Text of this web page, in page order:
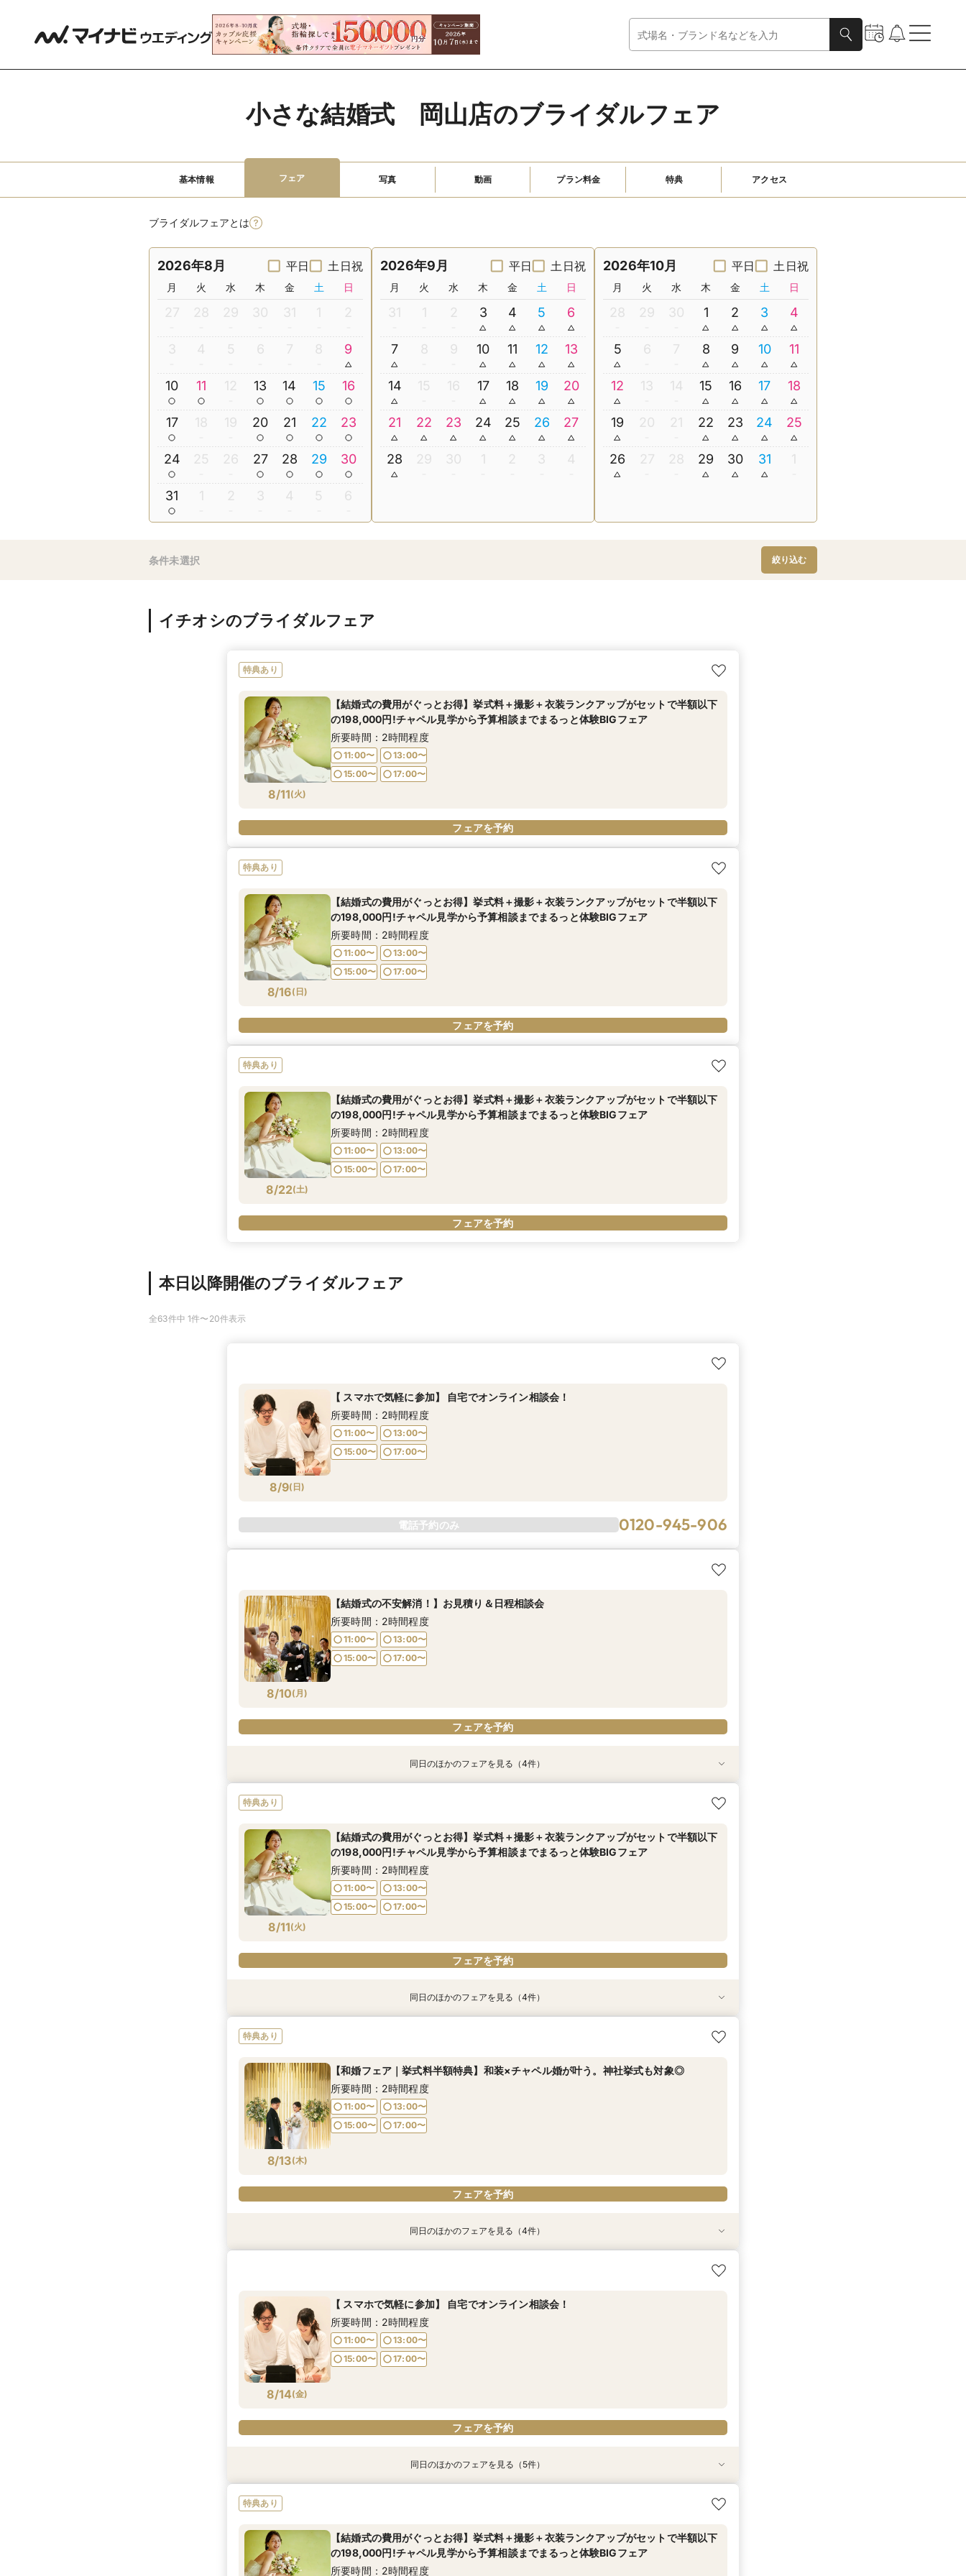
小さな結婚式　岡山店のブライダルフェア
基本情報 フェア 写真 動画 プラン料金 特典 アクセス
ブライダルフェアとは
2026年8月 平日 土日祝
月 火 水 木 金 土 日
27 28 29 30 31 1 2
3 4 5 6 7 8 9
10 11 12 13 14 15 16
17 18 19 20 21 22 23
24 25 26 27 28 29 30
31 1 2 3 4 5 6
2026年9月 平日 土日祝
月 火 水 木 金 土 日
31 1 2 3 4 5 6
7 8 9 10 11 12 13
14 15 16 17 18 19 20
21 22 23 24 25 26 27
28 29 30 1 2 3 4
2026年10月 平日 土日祝
月 火 水 木 金 土 日
28 29 30 1 2 3 4
5 6 7 8 9 10 11
12 13 14 15 16 17 18
19 20 21 22 23 24 25
26 27 28 29 30 31 1
条件未選択 絞り込む
イチオシのブライダルフェア
特典あり
8/11(火)
【結婚式の費用がぐっとお得】挙式料＋撮影＋衣装ランクアップがセットで半額以下
の198,000円!チャペル見学から予算相談までまるっと体験BIGフェア
所要時間：2時間程度
11:00〜
13:00〜
15:00〜
17:00〜
フェアを予約
特典あり
8/16( 日)
【結婚式の費用がぐっとお得】挙式料＋撮影＋衣装ランクアップがセットで半額以下
の198,000円!チャペル見学から予算相談までまるっと体験BIGフェア
所要時間：2時間程度
11:00〜
13:00〜
15:00〜
17:00〜
フェアを予約
特典あり
8/22(土)
【結婚式の費用がぐっとお得】挙式料＋撮影＋衣装ランクアップがセットで半額以下
の198,000円!チャペル見学から予算相談までまるっと体験BIGフェア
所要時間：2時間程度
11:00〜
13:00〜
15:00〜
17:00〜
フェアを予約
本日以降開催のブライダルフェア
全63件中 1件〜20件表示
8/9( 日)
【 スマホで気軽に参加】 自宅でオンライン相談会！
所要時間：2時間程度
11:00〜
13:00〜
15:00〜
17:00〜
電話予約のみ 0120-945-906
8/10( 月)
【結婚式の不安解消！】お見積り＆日程相談会
所要時間：2時間程度
11:00〜
13:00〜
15:00〜
17:00〜
フェアを予約
8/10 (月)
【結婚式の費用がぐっとお得】挙式料＋撮影＋衣装ランクアップがセットで半額以下
所要時間：2時間程度
11:00〜
13:00〜
15:00〜
17:00〜
8/10 (月)
11:00〜
13:00〜
15:00〜
17:00〜
8/10 (月)
11:00〜
13:00〜
15:00〜
17:00〜
8/10 (月)
11:00〜
13:00〜
15:00〜
17:00〜
同日のほかのフェアを見る（4件）
特典あり
8/11(火)
【結婚式の費用がぐっとお得】挙式料＋撮影＋衣装ランクアップがセットで半額以下
の198,000円!チャペル見学から予算相談までまるっと体験BIGフェア
所要時間：2時間程度
11:00〜
13:00〜
15:00〜
17:00〜
フェアを予約
8/11(火)
11:00〜
13:00〜
15:00〜
17:00〜
8/11(火)
11:00〜
13:00〜
15:00〜
17:00〜
8/11(火)
11:00〜
13:00〜
15:00〜
17:00〜
8/11(火)
11:00〜
13:00〜
15:00〜
17:00〜
同日のほかのフェアを見る（4件）
特典あり
8/13(木)
【和婚フェア｜挙式料半額特典】和装×チャペル婚が叶う。神社挙式も対象◎
所要時間：2時間程度
11:00〜
13:00〜
15:00〜
17:00〜
フェアを予約
8/13( 木)
【結婚式の費用がぐっとお得】挙式料＋撮影＋衣装ランクアップがセットで半額以下
所要時間：2時間程度
11:00〜
13:00〜
15:00〜
17:00〜
8/13( 木)
11:00〜
13:00〜
15:00〜
17:00〜
8/13( 木)
11:00〜
13:00〜
15:00〜
17:00〜
8/13( 木)
11:00〜
13:00〜
15:00〜
17:00〜
同日のほかのフェアを見る（4件）
8/14(金)
【 スマホで気軽に参加】 自宅でオンライン相談会！
所要時間：2時間程度
11:00〜
13:00〜
15:00〜
17:00〜
フェアを予約
【結婚式の費用がぐっとお得】挙式料＋撮影＋衣装ランクアップがセットで半額以下
所要時間：2時間程度
11:00〜
13:00〜
15:00〜
17:00〜
11:00〜
13:00〜
15:00〜
17:00〜
11:00〜
13:00〜
15:00〜
17:00〜
11:00〜
13:00〜
15:00〜
17:00〜
11:00〜
13:00〜
15:00〜
17:00〜
同日のほかのフェアを見る（5件）
特典あり
【結婚式の費用がぐっとお得】挙式料＋撮影＋衣装ランクアップがセットで半額以下
の198,000円!チャペル見学から予算相談までまるっと体験BIGフェア
所要時間：2時間程度